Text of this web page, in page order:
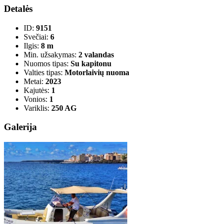
Detalės
ID: 9151
Svečiai: 6
Ilgis: 8 m
Min. užsakymas: 2 valandas
Nuomos tipas: Su kapitonu
Valties tipas: Motorlaivių nuoma
Metai: 2023
Kajutės: 1
Vonios: 1
Variklis: 250 AG
Galerija